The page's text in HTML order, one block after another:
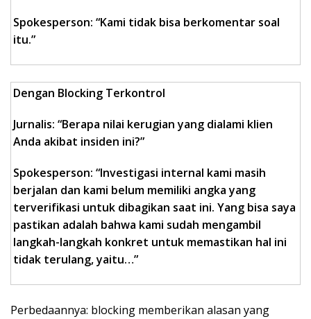
Spokesperson: “Kami tidak bisa berkomentar soal
itu.”
Dengan Blocking Terkontrol
Jurnalis: “Berapa nilai kerugian yang dialami klien
Anda akibat insiden ini?”
Spokesperson: “Investigasi internal kami masih
berjalan dan kami belum memiliki angka yang
terverifikasi untuk dibagikan saat ini. Yang bisa saya
pastikan adalah bahwa kami sudah mengambil
langkah-langkah konkret untuk memastikan hal ini
tidak terulang, yaitu…”
Perbedaannya: blocking memberikan alasan yang